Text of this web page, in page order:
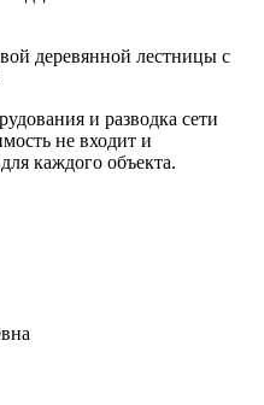
деревянной лестницы с
и разводка сети
не входит и
каждого объекта.